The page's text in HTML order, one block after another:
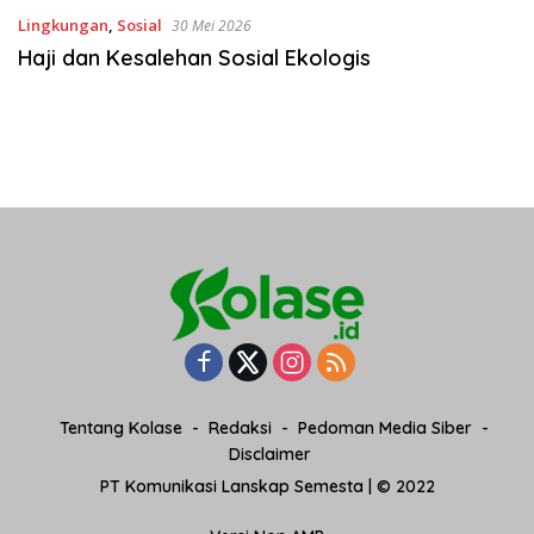
Lingkungan, Sosial 30 Mei 2026
Haji dan Kesalehan Sosial Ekologis
Tentang Kolase Redaksi
Pedoman Media Siber
Disclaimer
PT Komunikasi Lanskap Semesta | © 2022